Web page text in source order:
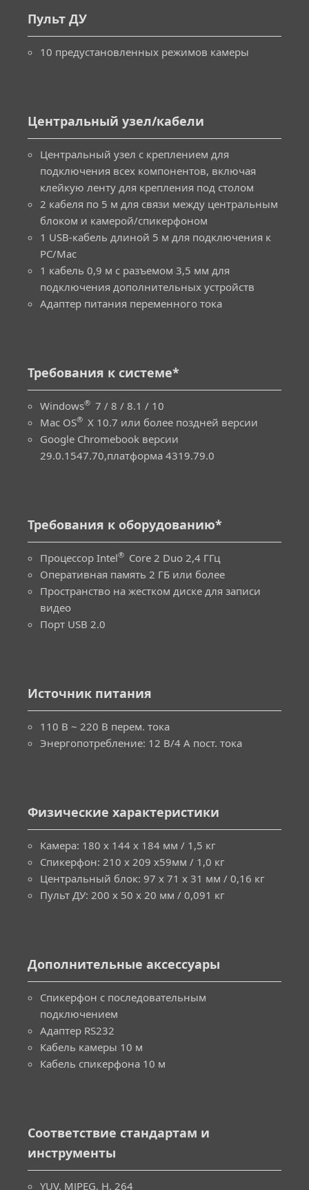
Пульт ДУ
10 предустановленных режимов камеры
Центральный узел/кабели
Центральный узел с креплением для
подключения всех компонентов, включая
клейкую ленту для крепления под столом
2 кабеля по 5 м для связи между центральным
блоком и камерой/спикерфоном
1 USB-кабель длиной 5 м для подключения к
PС/Mac
1 кабель 0,9 м с разъемом 3,5 мм для
подключения дополнительных устройств
Адаптер питания переменного тока
Требования к системе*
Windows® 7 / 8 / 8.1 / 10
Mac OS® X 10.7 или более поздней версии
Google Chromebook версии
29.0.1547.70,платформа 4319.79.0
Требования к оборудованию*
Процессор Intel® Core 2 Duo 2,4 ГГц
Оперативная память 2 ГБ или более
Пространство на жестком диске для записи
видео
Порт USB 2.0
Источник питания
110 В ~ 220 В перем. тока
Энергопотребление: 12 В/4 A пост. тока
Физические характеристики
Камера: 180 x 144 x 184 мм / 1,5 кг
Спикерфон: 210 x 209 x59мм / 1,0 кг
Центральный блок: 97 x 71 x 31 мм / 0,16 кг
Пульт ДУ: 200 x 50 x 20 мм / 0,091 кг
Дополнительные аксессуары
Спикерфон с последовательным
подключением
Адаптер RS232
Кабель камеры 10 м
Кабель спикерфона 10 м
Соответствие стандартам и
инструменты
YUV, MJPEG, H. 264